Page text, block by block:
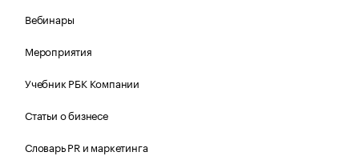
Вебинары
Мероприятия
Учебник РБК Компании
Статьи о бизнесе
Словарь PR и маркетинга